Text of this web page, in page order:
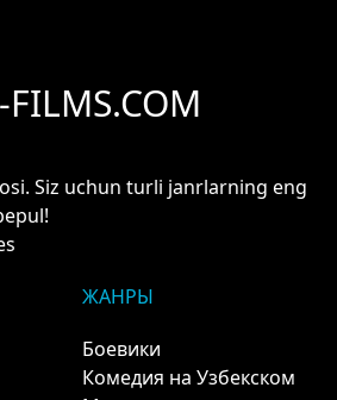
FILMS.COM
Siz uchun turli janrlarning eng
ЖАНРЫ
Боевики
Комедия на Узбекском